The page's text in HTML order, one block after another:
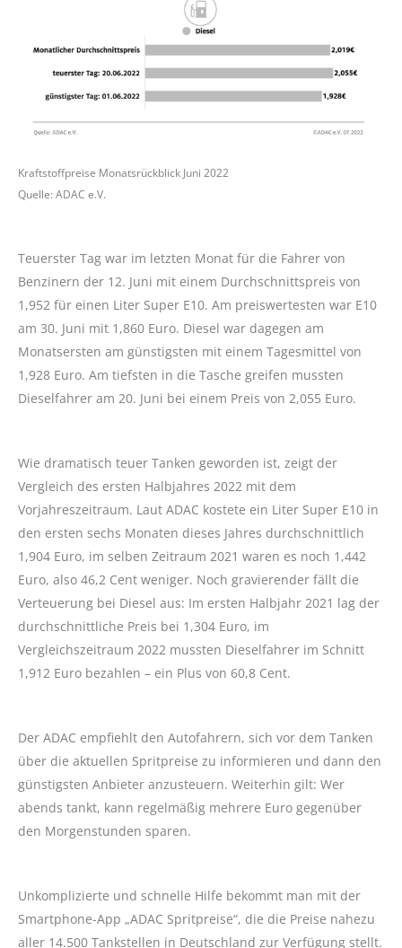
Kraftstoffpreise Monatsrückblick Juni 2022
Quelle: ADAC e.V.
Teuerster Tag war im letzten Monat für die Fahrer von
Benzinern der 12. Juni mit einem Durchschnittspreis von
1,952 für einen Liter Super E10. Am preiswertesten war E10
am 30. Juni mit 1,860 Euro. Diesel war dagegen am
Monatsersten am günstigsten mit einem Tagesmittel von
1,928 Euro. Am tiefsten in die Tasche greifen mussten
Dieselfahrer am 20. Juni bei einem Preis von 2,055 Euro.
Wie dramatisch teuer Tanken geworden ist, zeigt der
Vergleich des ersten Halbjahres 2022 mit dem
Vorjahreszeitraum. Laut ADAC kostete ein Liter Super E10 in
den ersten sechs Monaten dieses Jahres durchschnittlich
1,904 Euro, im selben Zeitraum 2021 waren es noch 1,442
Euro, also 46,2 Cent weniger. Noch gravierender fällt die
Verteuerung bei Diesel aus: Im ersten Halbjahr 2021 lag der
durchschnittliche Preis bei 1,304 Euro, im
Vergleichszeitraum 2022 mussten Dieselfahrer im Schnitt
1,912 Euro bezahlen – ein Plus von 60,8 Cent.
Der ADAC empfiehlt den Autofahrern, sich vor dem Tanken
über die aktuellen Spritpreise zu informieren und dann den
günstigsten Anbieter anzusteuern. Weiterhin gilt: Wer
abends tankt, kann regelmäßig mehrere Euro gegenüber
den Morgenstunden sparen.
Unkomplizierte und schnelle Hilfe bekommt man mit der
Smartphone-App „ADAC Spritpreise“, die die Preise nahezu
aller 14.500 Tankstellen in Deutschland zur Verfügung stellt.